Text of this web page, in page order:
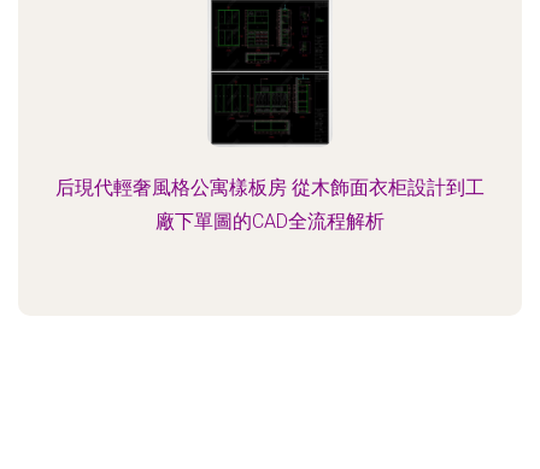
后現代輕奢風格公寓樣板房 從木飾面衣柜設計到工
廠下單圖的CAD全流程解析